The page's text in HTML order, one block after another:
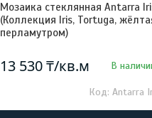
Мозаика стеклянная Antarra
(Коллекция Iris, Tortuga,
перламутром)
13 530 ₸/кв.м В
Antarra